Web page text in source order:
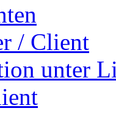
/ Client
unter